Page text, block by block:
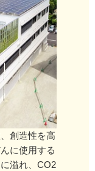
創造性を高
に使用する
溢れ、CO2